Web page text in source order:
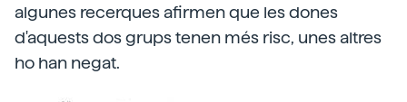
algunes recerques afirmen que les dones
d'aquests dos grups tenen més risc, unes altres
ho han negat.